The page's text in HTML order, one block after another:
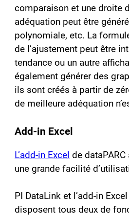
comparaison et une droite
adéquation peut être
polynomiale, etc. La
de l’ajustement peut être
tendance ou un autre
également générer des
ils sont créés à partir de
de meilleure adéquation
Add-in Excel
L’add-in Excel de
une grande facilité
PI DataLink et l’add-in
disposent tous deux de